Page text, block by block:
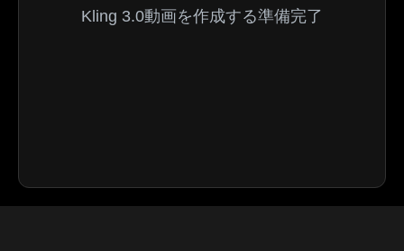
Kling 3.0動画を作成する準備完了